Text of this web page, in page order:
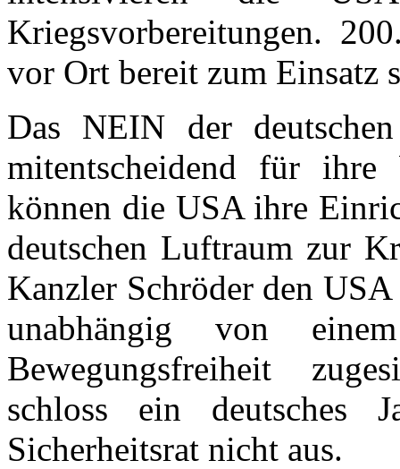
Kriegsvorbereitungen.
vor Ort bereit zum Einsatz
Das NEIN der
mitentscheidend für ihre
können die USA ihre
deutschen Luftraum zur
Kanzler Schröder den
unabhängig von
Bewegungsfreiheit
schloss ein
Sicherheitsrat nicht aus.